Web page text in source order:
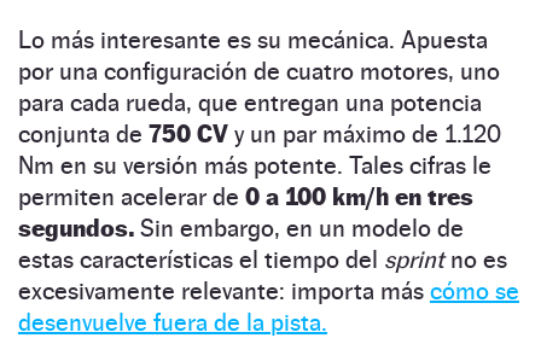
Lo más interesante es su mecánica. Apuesta
por una configuración de cuatro motores, uno
para cada rueda, que entregan una potencia
conjunta de 750 CV y un par máximo de 1.120
Nm en su versión más potente. Tales cifras le
permiten acelerar de 0 a 100 km/h en tres
segundos. Sin embargo, en un modelo de
estas características el tiempo del sprintno es
excesivamente relevante: importa más cómo se
desenvuelve fuera de la pista.